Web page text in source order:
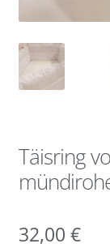
Täisring
32,00 €